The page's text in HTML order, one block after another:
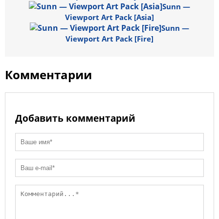
k ss
ni
ki
o
k
Sunn —
Viewport Art Pack [Asia]
Sunn —
Viewport Art Pack [Fire]
Комментарии
Добавить комментарий